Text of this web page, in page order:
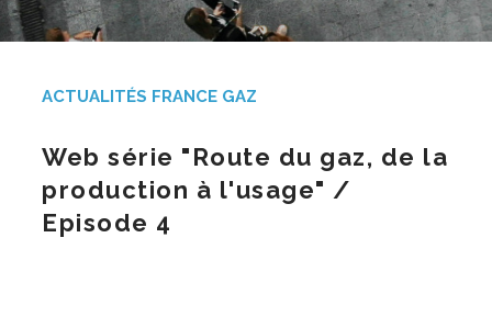
ACTUALITÉS FRANCE GAZ
Web série "Route du gaz, de la
production à l'usage" /
Episode 4